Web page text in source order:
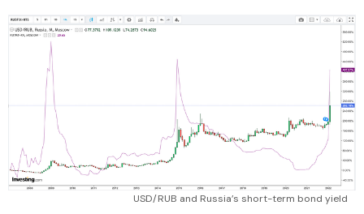
USD/RUB and Russia’s short-term bond yield